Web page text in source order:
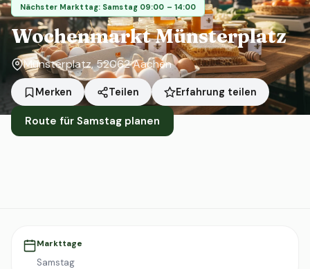
Nächster Markttag: Samstag 09:00 – 14:00
Wochenmarkt Münsterplatz
Münsterplatz, 52062 Aachen
Merken Teilen Erfahrung teilen
Route für Samstag planen
Markttage
Samstag